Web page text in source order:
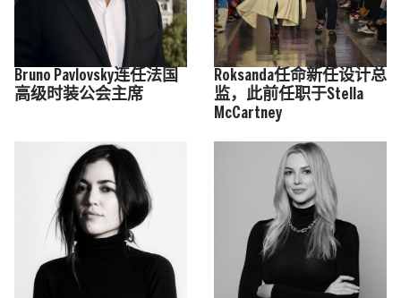
Bruno Pavlovsky连任法国
高级时装公会主席
Roksanda任命新任设计总
监，此前任职于Stella
McCartney